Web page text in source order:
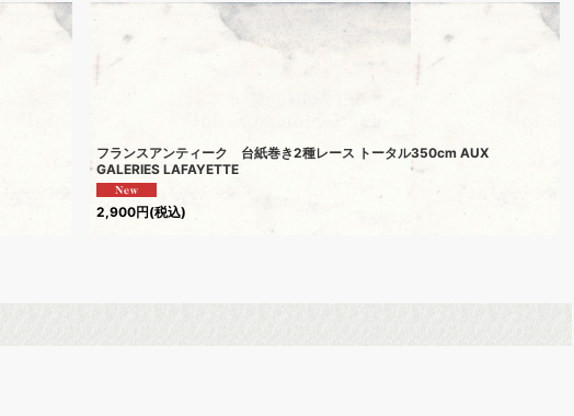
フランスアンティーク 台紙巻き2種レース トータル350cm AUX
GALERIES LAFAYETTE
2,900円(税込)